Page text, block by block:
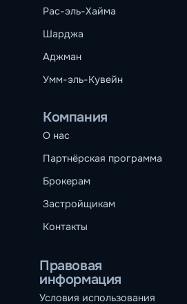
Рас-эль-Хайма
Шарджа
Аджман
Умм-эль-Кувейн
Компания
О нас
Партнёрская программа
Брокерам
Застройщикам
Контакты
Правовая
информация
Условия использования